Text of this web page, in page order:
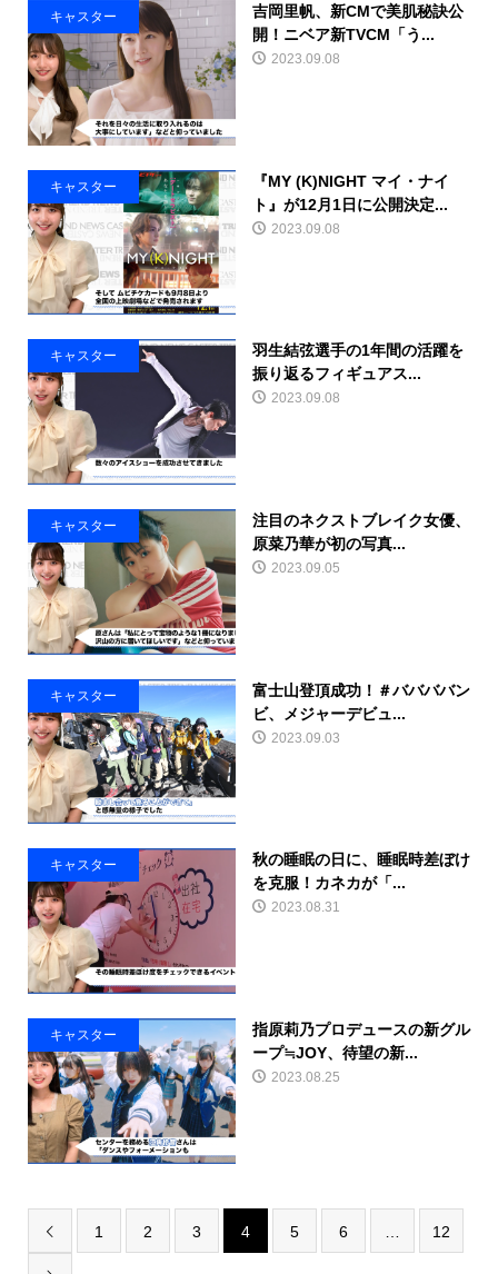
キャスター
吉岡里帆、新CMで美肌秘訣公
開！ニベア新TVCM「う...
2023.09.08
キャスター
『MY (K)NIGHT マイ・ナイ
ト』が12月1日に公開決定...
2023.09.08
キャスター
羽生結弦選手の1年間の活躍を
振り返るフィギュアス...
2023.09.08
キャスター
注目のネクストブレイク女優、
原菜乃華が初の写真...
2023.09.05
キャスター
富士山登頂成功！＃ババババン
ビ、メジャーデビュ...
2023.09.03
キャスター
秋の睡眠の日に、睡眠時差ぼけ
を克服！カネカが「...
2023.08.31
キャスター
指原莉乃プロデュースの新グル
ープ≒JOY、待望の新...
2023.08.25
 1 2 3 4 5 6 12